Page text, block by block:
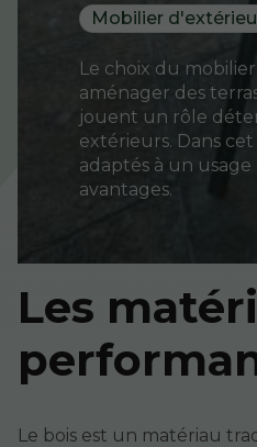
Mobilier
Le choix du
aménager des
jouent un rôle
extérieurs. Dans
adaptés à un
avantages.
Les
Le bois est un matériau